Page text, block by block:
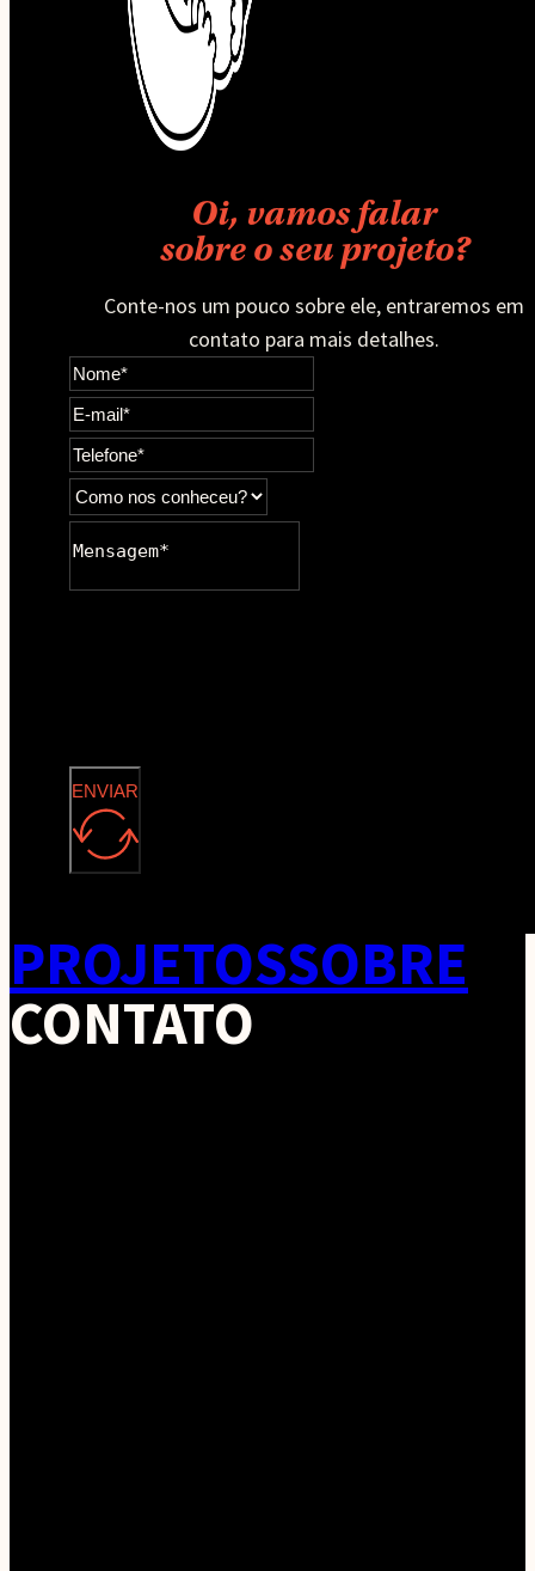
Oi, vamos falar
sobre o seu projeto?
Conte-nos um pouco sobre ele, entraremos em
contato para mais detalhes.
ENVIAR
PROJETOSSOBRE
CONTATO